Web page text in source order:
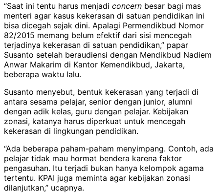
“Saat ini tentu harus menjadi concern besar bagi mas
menteri agar kasus kekerasan di satuan pendidikan ini
bisa dicegah sejak dini. Apalagi Permendikbud Nomor
82/2015 memang belum efektif dari sisi mencegah
terjadinya kekerasan di satuan pendidikan,” papar
Susanto setelah beraudiensi dengan Mendikbud Nadiem
Anwar Makarim di Kantor Kemendikbud, Jakarta,
beberapa waktu lalu.
Susanto menyebut, bentuk kekerasan yang terjadi di
antara sesama pelajar, senior dengan junior, alumni
dengan adik kelas, guru dengan pelajar. Kebijakan
zonasi, katanya harus diperkuat untuk mencegah
kekerasan di lingkungan pendidikan.
“Ada beberapa paham-paham menyimpang. Contoh, ada
pelajar tidak mau hormat bendera karena faktor
pengasuhan. Itu terjadi bukan hanya kelompok agama
tertentu. KPAI juga meminta agar kebijakan zonasi
dilanjutkan,” ucapnya.